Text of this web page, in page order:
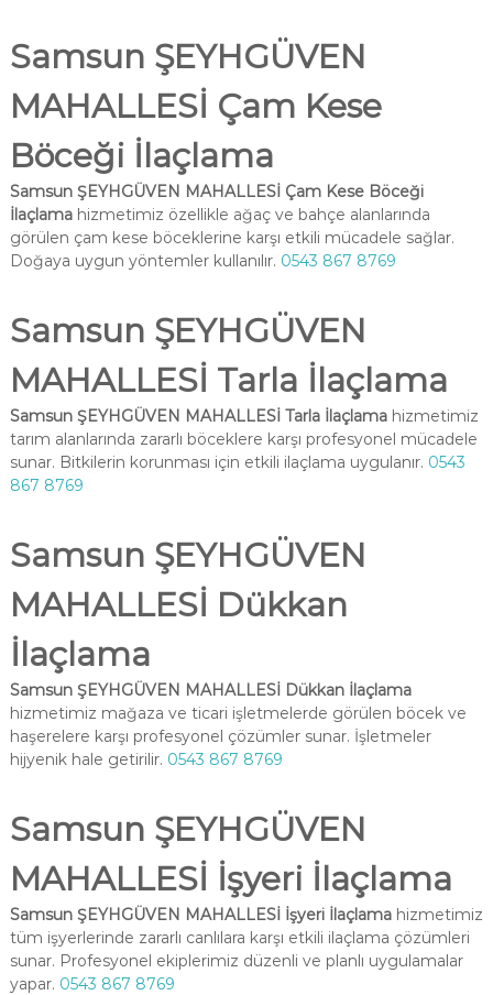
Samsun ŞEYHGÜVEN
MAHALLESİ Çam Kese
Böceği İlaçlama
Samsun ŞEYHGÜVEN MAHALLESİ Çam Kese Böceği
İlaçlamahizmetimiz özellikle ağaç ve bahçe alanlarında
görülen çam kese böceklerine karşı etkili mücadele sağlar.
Doğaya uygun yöntemler kullanılır. 0543 867 8769
Samsun ŞEYHGÜVEN
MAHALLESİ Tarla İlaçlama
Samsun ŞEYHGÜVEN MAHALLESİ Tarla İlaçlamahizmetimiz
tarım alanlarında zararlı böceklere karşı profesyonel mücadele
sunar. Bitkilerin korunması için etkili ilaçlama uygulanır. 0543
867 8769
Samsun ŞEYHGÜVEN
MAHALLESİ Dükkan
İlaçlama
Samsun ŞEYHGÜVEN MAHALLESİ Dükkan İlaçlama
hizmetimiz mağaza ve ticari işletmelerde görülen böcek ve
haşerelere karşı profesyonel çözümler sunar. İşletmeler
hijyenik hale getirilir. 0543 867 8769
Samsun ŞEYHGÜVEN
MAHALLESİ İşyeri İlaçlama
Samsun ŞEYHGÜVEN MAHALLESİ İşyeri İlaçlamahizmetimiz
tüm işyerlerinde zararlı canlılara karşı etkili ilaçlama çözümleri
sunar. Profesyonel ekiplerimiz düzenli ve planlı uygulamalar
yapar. 0543 867 8769